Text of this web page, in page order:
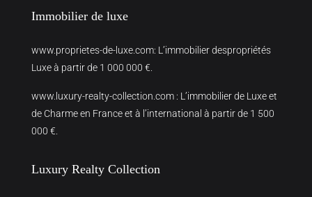
Immobilier de luxe
www.proprietes-de-luxe.com: L’immobilier despropriétés
Luxe à partir de 1 000 000 €.
www.luxury-realty-collection.com : L’immobilier de Luxe et
de Charme en France et à l’international à partir de 1 500
000 €.
Luxury Realty Collection